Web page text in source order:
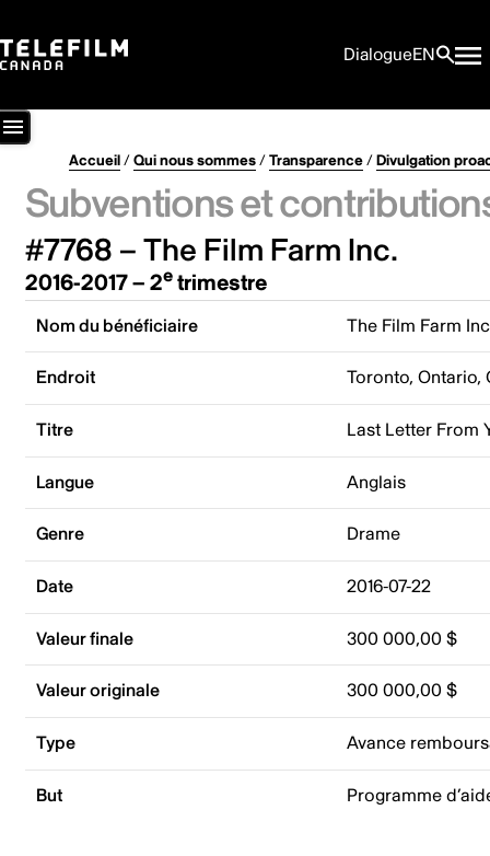
DialogueEN
Accueil/Qui nous sommes/Transparence/Divulgation
Subventions et
#7768 – The Film Farm Inc.
2016-2017 – 2etrimestre
Nom du bénéficiaire The Film Farm
Endroit Toronto, Ontario,
Titre Last Letter From
Langue Anglais
Genre Drame
Date 2016-07-22
Valeur finale 300 000,00 $
Valeur originale 300 000,00 $
Type Avance
But Programme